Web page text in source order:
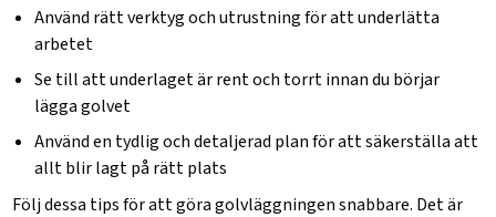
Använd rätt verktyg och utrustning för att underlätta
arbetet
Se till att underlaget är rent och torrt innan du börjar
lägga golvet
Använd en tydlig och detaljerad plan för att säkerställa att
allt blir lagt på rätt plats
Följ dessa tips för att göra golvläggningen snabbare. Det är